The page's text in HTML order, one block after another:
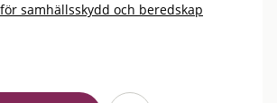
samhällsskydd och beredskap